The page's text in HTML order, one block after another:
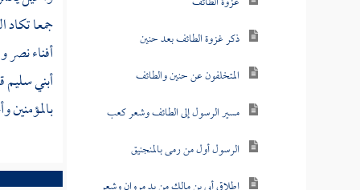
ذكر غزوة الطائف بعد حنين
المتخلفون عن حنين والطائف
مسير الرسول إلى الطائف وشعر كعب
الرسول أول من رمى بالمنجنيق
جمعا
أفناء
أبني
بالمؤمنين